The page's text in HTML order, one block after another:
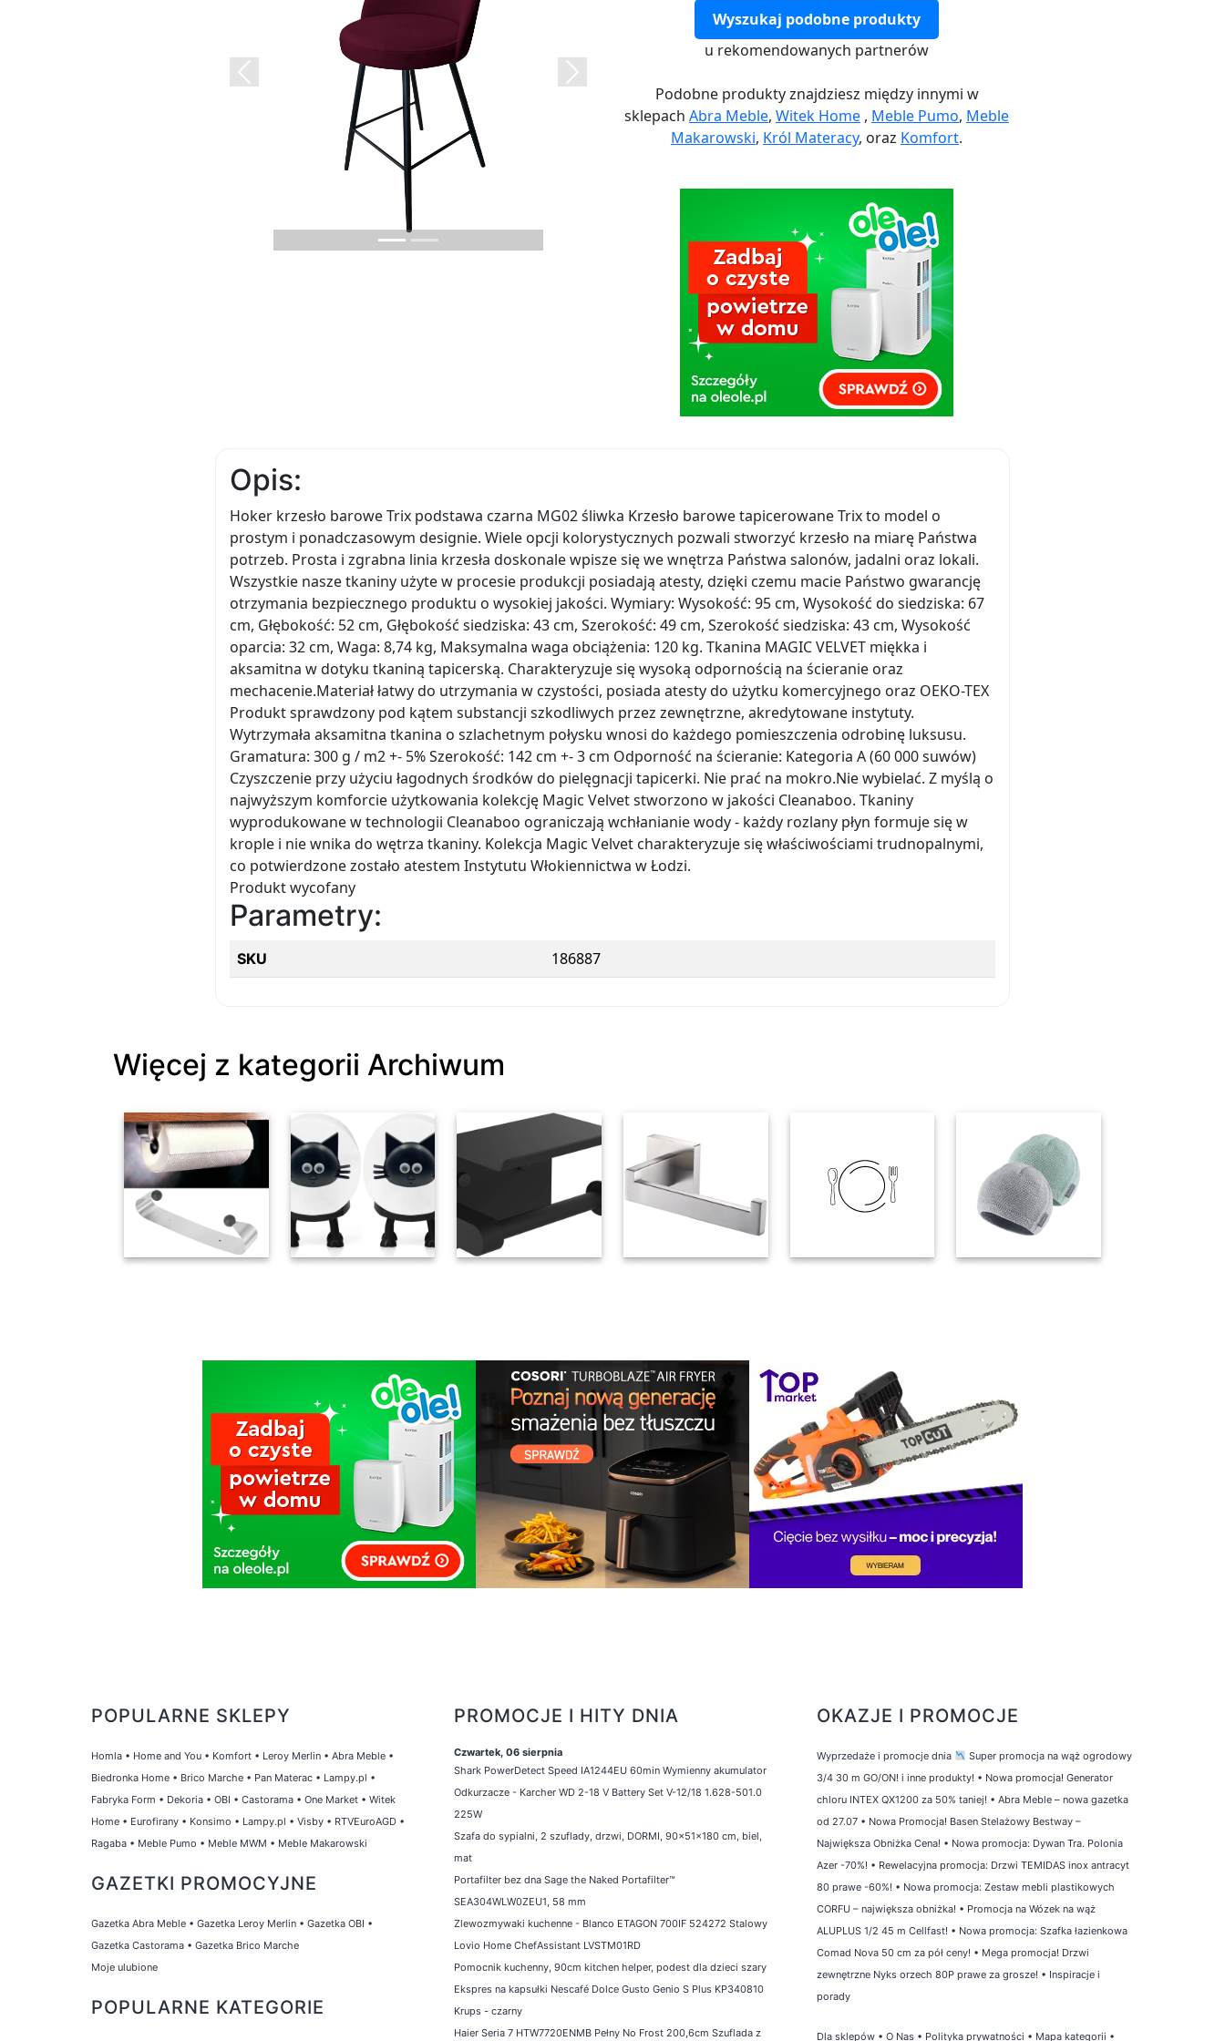
Previous Next
Wyszukaj podobne produkty
u rekomendowanych partnerów
Podobne produkty znajdziesz między innymi w
sklepach Abra Meble, Witek Home , Meble Pumo, Meble
Makarowski, Król Materacy, oraz Komfort.
Opis:
Hoker krzesło barowe Trix podstawa czarna MG02 śliwka Krzesło barowe tapicerowane Trix to model o
prostym i ponadczasowym designie. Wiele opcji kolorystycznych pozwali stworzyć krzesło na miarę Państwa
potrzeb. Prosta i zgrabna linia krzesła doskonale wpisze się we wnętrza Państwa salonów, jadalni oraz lokali.
Wszystkie nasze tkaniny użyte w procesie produkcji posiadają atesty, dzięki czemu macie Państwo gwarancję
otrzymania bezpiecznego produktu o wysokiej jakości. Wymiary: Wysokość: 95 cm, Wysokość do siedziska: 67
cm, Głębokość: 52 cm, Głębokość siedziska: 43 cm, Szerokość: 49 cm, Szerokość siedziska: 43 cm, Wysokość
oparcia: 32 cm, Waga: 8,74 kg, Maksymalna waga obciążenia: 120 kg. Tkanina MAGIC VELVET miękka i
aksamitna w dotyku tkaniną tapicerską. Charakteryzuje się wysoką odpornością na ścieranie oraz
mechacenie.Materiał łatwy do utrzymania w czystości, posiada atesty do użytku komercyjnego oraz OEKO-TEX
Produkt sprawdzony pod kątem substancji szkodliwych przez zewnętrzne, akredytowane instytuty.
Wytrzymała aksamitna tkanina o szlachetnym połysku wnosi do każdego pomieszczenia odrobinę luksusu.
Gramatura: 300 g / m2 +- 5% Szerokość: 142 cm +- 3 cm Odporność na ścieranie: Kategoria A (60 000 suwów)
Czyszczenie przy użyciu łagodnych środków do pielęgnacji tapicerki. Nie prać na mokro.Nie wybielać. Z myślą o
najwyższym komforcie użytkowania kolekcję Magic Velvet stworzono w jakości Cleanaboo. Tkaniny
wyprodukowane w technologii Cleanaboo ograniczają wchłanianie wody - każdy rozlany płyn formuje się w
krople i nie wnika do wętrza tkaniny. Kolekcja Magic Velvet charakteryzuje się właściwościami trudnopalnymi,
co potwierdzone zostało atestem Instytutu Włokiennictwa w Łodzi.
Produkt wycofany
Parametry:
SKU 186887
Więcej z kategorii Archiwum
POPULARNE SKLEPY
Homla • Home and You • Komfort • Leroy Merlin • Abra Meble •
Biedronka Home • Brico Marche • Pan Materac • Lampy.pl •
Fabryka Form • Dekoria • OBI • Castorama • One Market • Witek
Home • Eurofirany • Konsimo • Lampy.pl • Visby • RTVEuroAGD •
Ragaba • Meble Pumo • Meble MWM • Meble Makarowski
GAZETKI PROMOCYJNE
Gazetka Abra Meble • Gazetka Leroy Merlin • Gazetka OBI •
Gazetka Castorama • Gazetka Brico Marche
Moje ulubione
POPULARNE KATEGORIE
PROMOCJE I HITY DNIA
Czwartek, 06 sierpnia
Shark PowerDetect Speed IA1244EU 60min Wymienny akumulator
Odkurzacze - Karcher WD 2-18 V Battery Set V-12/18 1.628-501.0
225W
Szafa do sypialni, 2 szuflady, drzwi, DORMI, 90x51x180 cm, biel,
mat
Portafilter bez dna Sage the Naked Portafilter™
SEA304WLW0ZEU1, 58 mm
Zlewozmywaki kuchenne - Blanco ETAGON 700IF 524272 Stalowy
Lovio Home ChefAssistant LVSTM01RD
Pomocnik kuchenny, 90cm kitchen helper, podest dla dzieci szary
Ekspres na kapsułki Nescafé Dolce Gusto Genio S Plus KP340810
Krups - czarny
Haier Seria 7 HTW7720ENMB Pełny No Frost 200,6cm Szuflada z
OKAZJE I PROMOCJE
Wyprzedaże i promocje dnia
Super promocja na wąż ogrodowy
3/4 30 m GO/ON! i inne produkty! • Nowa promocja! Generator
chloru INTEX QX1200 za 50% taniej! • Abra Meble – nowa gazetka
od 27.07 • Nowa Promocja! Basen Stelażowy Bestway –
Największa Obniżka Cena! • Nowa promocja: Dywan Tra. Polonia
Azer -70%! • Rewelacyjna promocja: Drzwi TEMIDAS inox antracyt
80 prawe -60%! • Nowa promocja: Zestaw mebli plastikowych
CORFU – największa obniżka! • Promocja na Wózek na wąż
ALUPLUS 1/2 45 m Cellfast! • Nowa promocja: Szafka łazienkowa
Comad Nova 50 cm za pół ceny! • Mega promocja! Drzwi
zewnętrzne Nyks orzech 80P prawe za grosze! • Inspiracje i
porady
Dla sklepów • O Nas • Polityka prywatności • Mapa kategorii •